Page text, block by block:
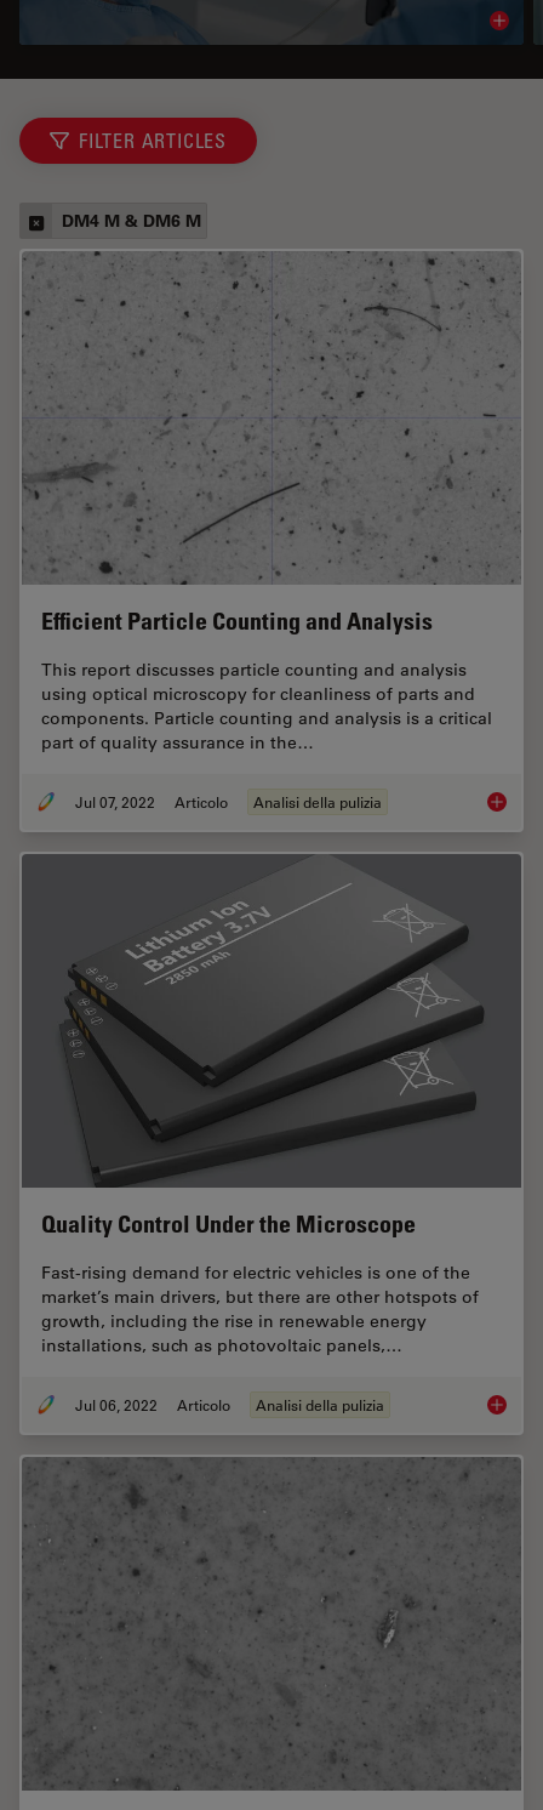
FILTER ARTICLES
DM4 M & DM6 M
Efficient Particle Counting and Analysis
This report discusses particle counting and analysis
using optical microscopy for cleanliness of parts and
components. Particle counting and analysis is a critical
part of quality assurance in the…
Jul 07, 2022 Articolo Analisi della pulizia
Quality Control Under the Microscope
Fast-rising demand for electric vehicles is one of the
market’s main drivers, but there are other hotspots of
growth, including the rise in renewable energy
installations, such as photovoltaic panels,…
Jul 06, 2022 Articolo Analisi della pulizia Quality